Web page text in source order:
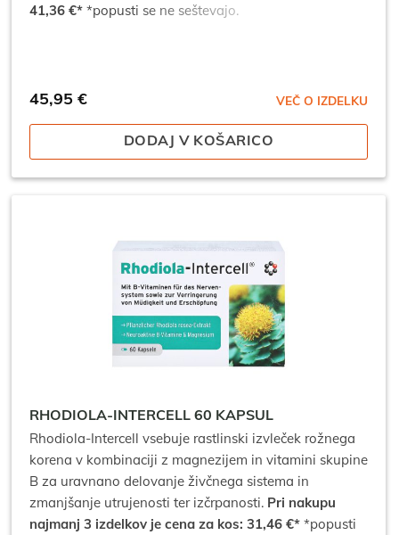
41,36 €**popusti se ne seštevajo.
45,95 € VEČ O IZDELKU
DODAJ V KOŠARICO
RHODIOLA-INTERCELL 60 KAPSUL
Rhodiola-Intercell vsebuje rastlinski izvleček rožnega
korena v kombinaciji z magnezijem in vitamini skupine
B za uravnano delovanje živčnega sistema in
zmanjšanje utrujenosti ter izčrpanosti. Pri nakupu
najmanj 3 izdelkov je cena za kos: 31,46 €**popusti